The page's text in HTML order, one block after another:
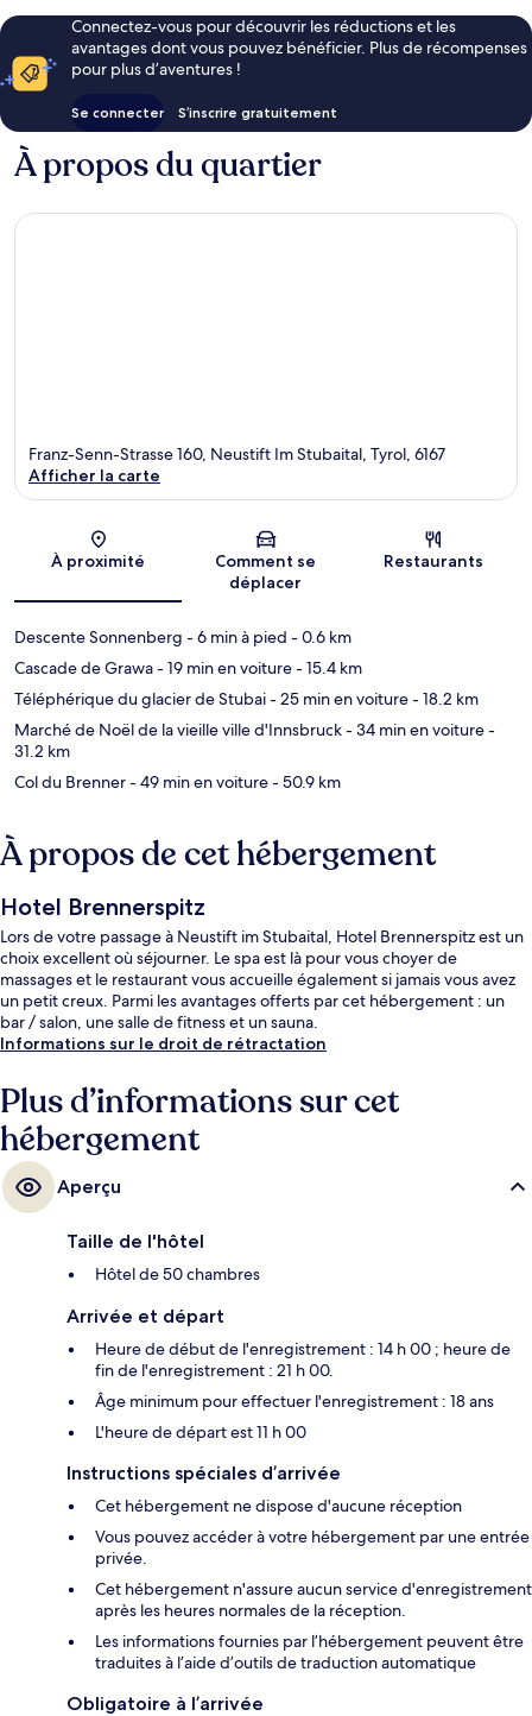
Connectez-vous pour découvrir les réductions et les
avantages dont vous pouvez bénéficier. Plus de récompenses
pour plus d’aventures !
Se connecter S’inscrire gratuitement
À propos du quartier
Carte
Franz-Senn-Strasse 160, Neustift Im Stubaital, Tyrol, 6167
Afficher la carte
À proximité
Comment se
déplacer
Restaurants
Descente Sonnenberg - 6 min à pied - 0.6 km
Cascade de Grawa- 19 min en voiture- 15.4 km
Téléphérique du glacier de Stubai- 25 min en voiture- 18.2 km
Marché de Noël de la vieille ville d'Innsbruck- 34 min en voiture-
31.2 km
Col du Brenner- 49 min en voiture- 50.9 km
À propos de cet hébergement
Hotel Brennerspitz
Lors de votre passage à Neustift im Stubaital, Hotel Brennerspitz est un
choix excellent où séjourner. Le spa est là pour vous choyer de
massages et le restaurant vous accueille également si jamais vous avez
un petit creux. Parmi les avantages offerts par cet hébergement : un
bar / salon, une salle de fitness et un sauna.
Informations sur le droit de rétractation
Plus d’informations sur cet
hébergement
Aperçu
Taille de l'hôtel
Hôtel de 50 chambres
Arrivée et départ
Heure de début de l'enregistrement : 14 h 00 ; heure de
fin de l'enregistrement : 21 h 00.
Âge minimum pour effectuer l'enregistrement : 18 ans
L'heure de départ est 11 h 00
Instructions spéciales d’arrivée
Cet hébergement ne dispose d'aucune réception
Vous pouvez accéder à votre hébergement par une entrée
privée.
Cet hébergement n'assure aucun service d'enregistrement
après les heures normales de la réception.
Les informations fournies par l’hébergement peuvent être
traduites à l’aide d’outils de traduction automatique
Obligatoire à l’arrivée